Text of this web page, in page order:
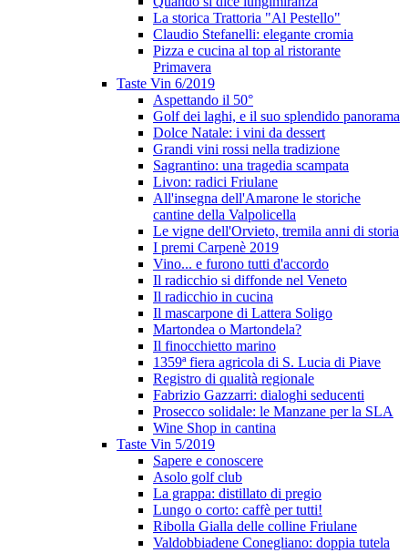
La storica Trattoria "Al Pestello"
Claudio Stefanelli: elegante cromia
Pizza e cucina al top al ristorante
Primavera
Taste Vin 6/2019
Aspettando il 50°
Golf dei laghi, e il suo splendido panorama
Dolce Natale: i vini da dessert
Grandi vini rossi nella tradizione
Sagrantino: una tragedia scampata
Livon: radici Friulane
All'insegna dell'Amarone le storiche
cantine della Valpolicella
Le vigne dell'Orvieto, tremila anni di storia
I premi Carpenè 2019
Vino... e furono tutti d'accordo
Il radicchio si diffonde nel Veneto
Il radicchio in cucina
Il mascarpone di Lattera Soligo
Martondea o Martondela?
Il finocchietto marino
1359ª fiera agricola di S. Lucia di Piave
Registro di qualità regionale
Fabrizio Gazzarri: dialoghi seducenti
Prosecco solidale: le Manzane per la SLA
Wine Shop in cantina
Taste Vin 5/2019
Sapere e conoscere
Asolo golf club
La grappa: distillato di pregio
Lungo o corto: caffè per tutti!
Ribolla Gialla delle colline Friulane
Valdobbiadene Conegliano: doppia tutela